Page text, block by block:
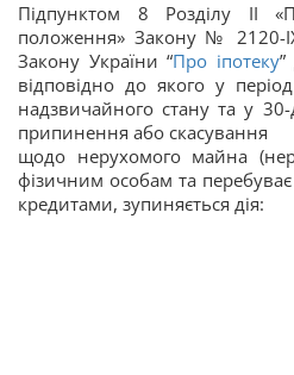
Підпунктом 8 Розділу ІІ
положення» Закону № 2120-
Закону України “Про іпотеку”
відповідно до якого у
надзвичайного стану та у
припинення або скасування
щодо нерухомого майна
фізичним особам та
кредитами, зупиняється дія: